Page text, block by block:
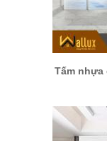
Tấm nhựa